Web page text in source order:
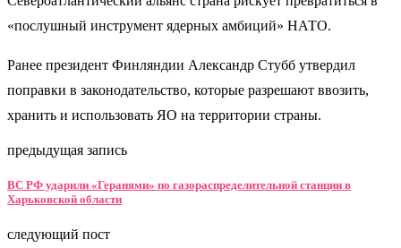
«послушный инструмент ядерных амбиций» НАТО.
Ранее президент Финляндии Александр Стубб утвердил
поправки в законодательство, которые разрешают ввозить,
хранить и использовать ЯО на территории страны.
предыдущая запись
ВС РФ ударили «Геранями» по газораспределительной станции в
Харьковской области
следующий пост